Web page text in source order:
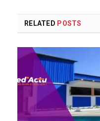
RELATED POSTS